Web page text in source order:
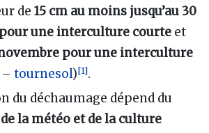
de15 cm au moins jusqu’au 30
pour une interculture courte et
pour une interculture
–tournesol)[1].
du déchaumage dépend du
la météo et de la culture